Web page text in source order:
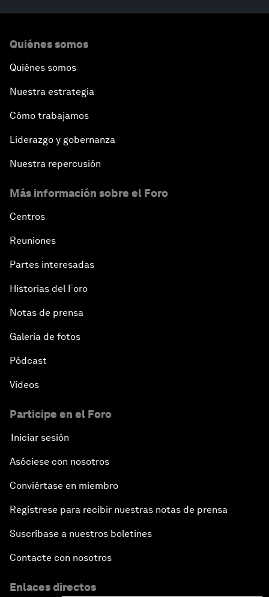
Quiénes somos
Quiénes somos
Nuestra estrategia
Cómo trabajamos
Liderazgo y gobernanza
Nuestra repercusión
Más información sobre el Foro
Centros
Reuniones
Partes interesadas
Historias del Foro
Notas de prensa
Galería de fotos
Pódcast
Vídeos
Participe en el Foro
Iniciar sesión
Asóciese con nosotros
Conviértase en miembro
Regístrese para recibir nuestras notas de prensa
Suscríbase a nuestros boletines
Contacte con nosotros
Enlaces directos